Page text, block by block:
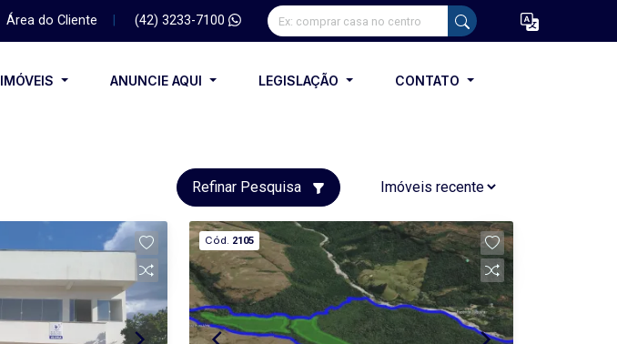
Área do Cliente (42) 3233-7100
IMÓVEIS ANUNCIE AQUI LEGISLAÇÃO CONTATO
Refinar Pesquisa
Cód. 2105